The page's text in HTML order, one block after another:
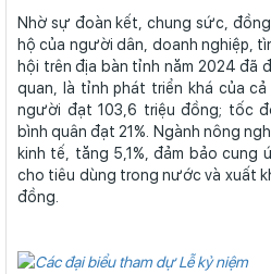
Nhờ sự đoàn kết, chung sức,
hộ của người dân, doanh nghiệp,
hội trên địa bàn tỉnh năm 2024 đã
quan, là tỉnh phát triển khá của
người đạt 103,6 triệu đồng; tốc
bình quân đạt 21%. Ngành nông
kinh tế, tăng 5,1%, đảm bảo
cho tiêu dùng trong nước và xuất
đồng.